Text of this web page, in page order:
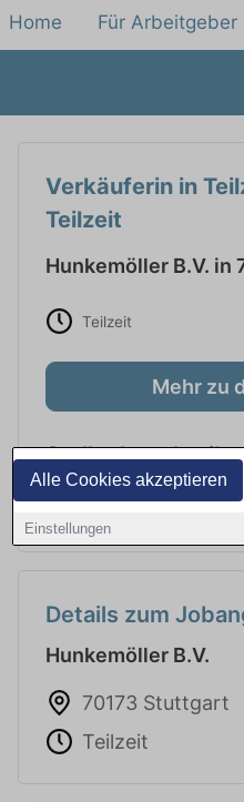
Alle Cookies akzeptieren
Einstellungen
Home Für Arbeitgeber
Verkäuferin in
Teilzeit
Hunkemöller B.V.
Teilzeit
Mehr zu
Verkäuferin in
Details zum
Hunkemöller B.V.
70173 Stuttgart
Teilzeit